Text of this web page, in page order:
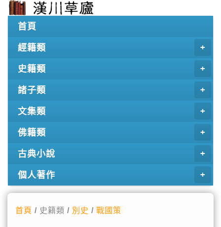
首頁
經籍類
史籍類
諸子類
文集類
佛籍類
古典小說
個人著作
首頁 / 史籍類 / 別史 /戰國策